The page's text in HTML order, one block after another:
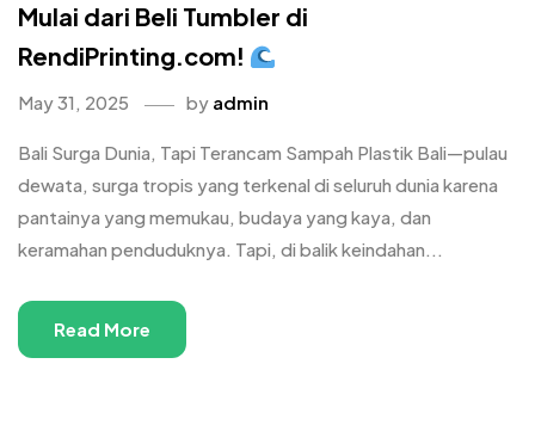
Mulai dari Beli Tumbler di
RendiPrinting.com!
May 31, 2025 by admin
Bali Surga Dunia, Tapi Terancam Sampah Plastik Bali—pulau
dewata, surga tropis yang terkenal di seluruh dunia karena
pantainya yang memukau, budaya yang kaya, dan
keramahan penduduknya. Tapi, di balik keindahan...
Read More